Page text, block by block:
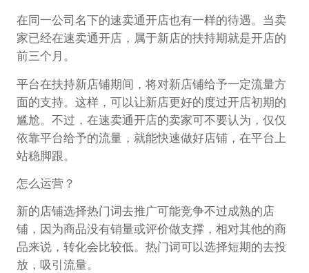
在同一公司名下的速卖通开店也有一样的待遇。当卖
家已经在速卖通开店，属于新店的扶持期就是开店的
前三个月。
平台在扶持新店铺期间，将对新店铺给予一定流量方
面的支持。这样，可以让新店更好的度过开店初期的
尴尬。不过，在速卖通开店的卖家可不要认为，仅仅
依靠平台给予的流量，就能快速做好店铺，在平台上
站稳脚跟。
怎么运营？
新的店铺选择热门词去推广可能竞争不过成熟的店
铺，因为商品没有销量或评价做支撑，相对其他的商
品来说，转化会比较低。热门词可以选择短期的去投
放，吸引流量。